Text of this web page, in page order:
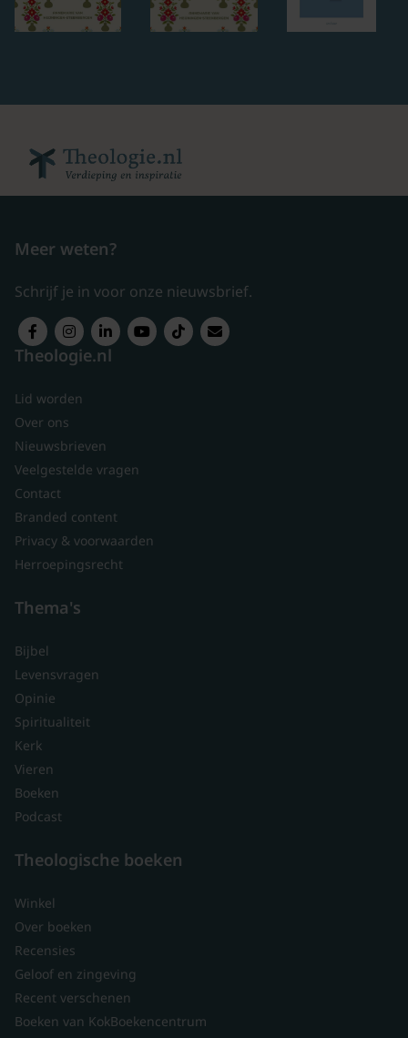
Meer weten?
Schrijf je in voor onze nieuwsbrief.
Theologie.nl
Lid worden
Over ons
Nieuwsbrieven
Veelgestelde vragen
Contact
Branded content
Privacy & voorwaarden
Herroepingsrecht
Thema's
Bijbel
Levensvragen
Opinie
Spiritualiteit
Kerk
Vieren
Boeken
Podcast
Theologische boeken
Winkel
Over boeken
Recensies
Geloof en zingeving
Recent verschenen
Boeken van KokBoekencentrum